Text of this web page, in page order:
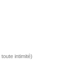
intimité)